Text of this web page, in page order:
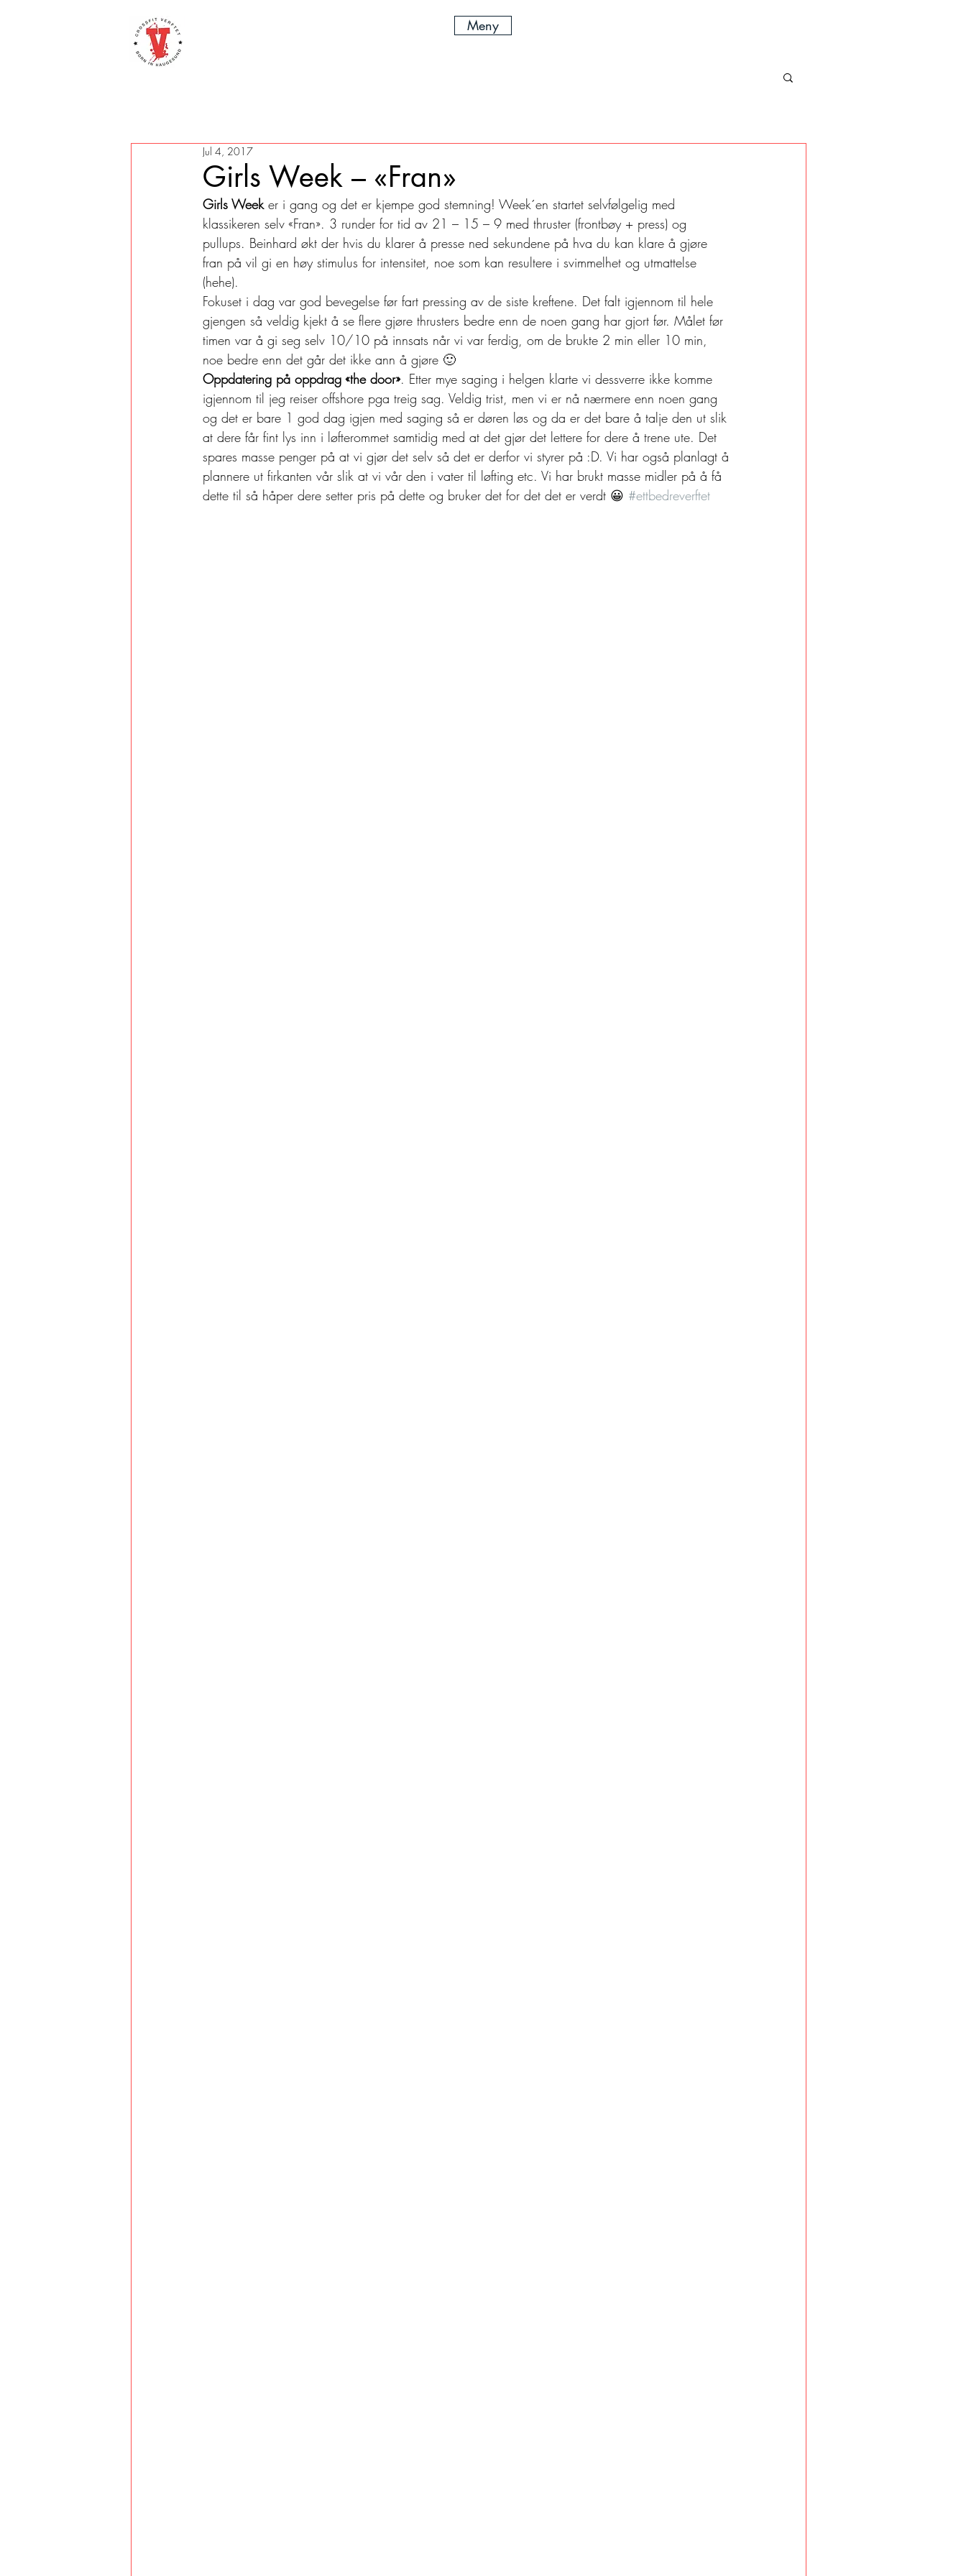
Meny
Girls Week – «Fran»
Jul 4, 2017
Girls Week er i gang og det er kjempe god stemning! Week´en startet selvfølgelig med
klassikeren selv «Fran». 3 runder for tid av 21 – 15 – 9 med thruster (frontbøy + press) og
pullups. Beinhard økt der hvis du klarer å presse ned sekundene på hva du kan klare å gjøre
fran på vil gi en høy stimulus for intensitet, noe som kan resultere i svimmelhet og utmattelse
(hehe).
Fokuset i dag var god bevegelse før fart pressing av de siste kreftene. Det falt igjennom til hele
gjengen så veldig kjekt å se flere gjøre thrusters bedre enn de noen gang har gjort før. Målet før
timen var å gi seg selv 10/10 på innsats når vi var ferdig, om de brukte 2 min eller 10 min,
noe bedre enn det går det ikke ann å gjøre 🙂
Oppdatering på oppdrag «the door». Etter mye saging i helgen klarte vi dessverre ikke komme
igjennom til jeg reiser offshore pga treig sag. Veldig trist, men vi er nå nærmere enn noen gang
og det er bare 1 god dag igjen med saging så er døren løs og da er det bare å talje den ut slik
at dere får fint lys inn i løfterommet samtidig med at det gjør det lettere for dere å trene ute. Det
spares masse penger på at vi gjør det selv så det er derfor vi styrer på :D. Vi har også planlagt å
plannere ut firkanten vår slik at vi vår den i vater til løfting etc. Vi har brukt masse midler på å få
dette til så håper dere setter pris på dette og bruker det for det det er verdt 😀 #ettbedreverftet